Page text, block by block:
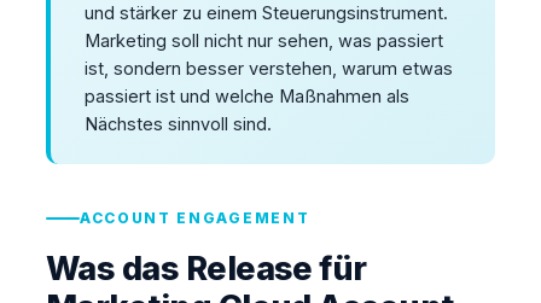
und stärker zu einem Steuerungsinstrument.
Marketing soll nicht nur sehen, was passiert
ist, sondern besser verstehen, warum etwas
passiert ist und welche Maßnahmen als
Nächstes sinnvoll sind.
ACCOUNT ENGAGEMENT
Was das Release für